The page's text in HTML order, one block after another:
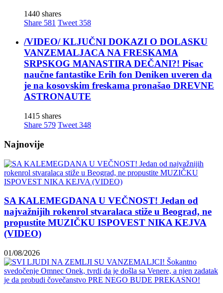
1440 shares
Share 581 Tweet 358
/VIDEO/ KLJUČNI DOKAZI O DOLASKU
VANZEMALJACA NA FRESKAMA
SRPSKOG MANASTIRA DEČANI?! Pisac
naučne fantastike Erih fon Deniken uveren da
je na kosovskim freskama pronašao DREVNE
ASTRONAUTE
1415 shares
Share 579 Tweet 348
Najnovije
SA KALEMEGDANA U VEČNOST! Jedan od
najvažnijih rokenrol stvaralaca stiže u Beograd, ne
propustite MUZIČKU ISPOVEST NIKA KEJVA
(VIDEO)
01/08/2026